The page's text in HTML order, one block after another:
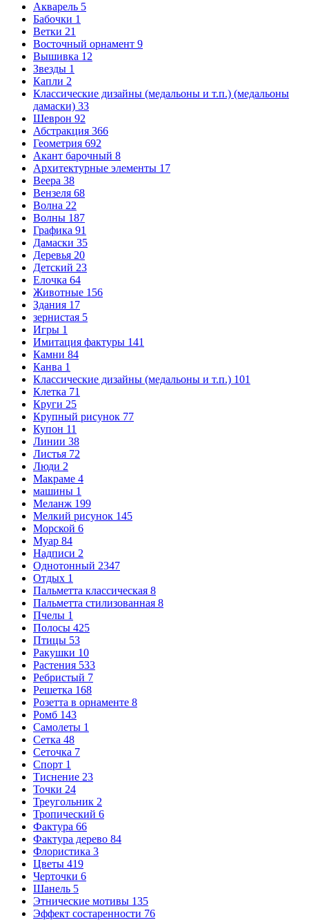
Акварель 5
Бабочки 1
Ветки 21
Восточный орнамент 9
Вышивка 12
Звезды 1
Капли 2
Классические дизайны (медальоны и т.п.) (медальоны
дамаски) 33
Шеврон 92
Абстракция 366
Геометрия 692
Акант барочный 8
Архитектурные элементы 17
Веера 38
Вензеля 68
Волна 22
Волны 187
Графика 91
Дамаски 35
Деревья 20
Детский 23
Елочка 64
Животные 156
Здания 17
зернистая 5
Игры 1
Имитация фактуры 141
Камни 84
Канва 1
Классические дизайны (медальоны и т.п.) 101
Клетка 71
Круги 25
Крупный рисунок 77
Купон 11
Линии 38
Листья 72
Люди 2
Макраме 4
машины 1
Меланж 199
Мелкий рисунок 145
Морской 6
Муар 84
Надписи 2
Однотонный 2347
Отдых 1
Пальметта классическая 8
Пальметта стилизованная 8
Пчелы 1
Полосы 425
Птицы 53
Ракушки 10
Растения 533
Ребристый 7
Решетка 168
Розетта в орнаменте 8
Ромб 143
Самолеты 1
Сетка 48
Сеточка 7
Спорт 1
Тиснение 23
Точки 24
Треугольник 2
Тропический 6
Фактура 66
Фактура дерево 84
Флористика 3
Цветы 419
Черточки 6
Шанель 5
Этнические мотивы 135
Эффект состаренности 76